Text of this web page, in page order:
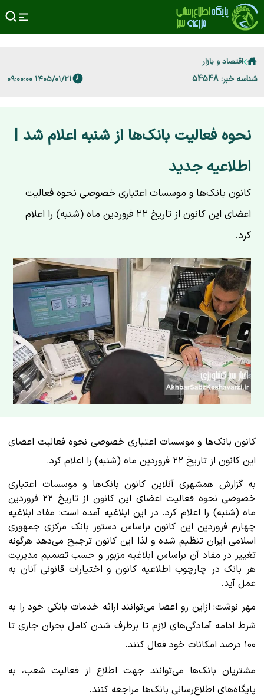
اقتصاد و بازار
شناسه خبر: 54548 ۱۴۰۵/۰۱/۲۱ ۰۹:۰۰:۰۰
نحوه فعالیت بانک‌ها از شنبه اعلام شد |
اطلاعیه جدید
کانون بانک‌ها و موسسات اعتباری خصوصی نحوه فعالیت
اعضای این کانون از تاریخ ۲۲ فروردین ماه (شنبه) را اعلام
کرد.
کانون بانک‌ها و موسسات اعتباری خصوصی نحوه فعالیت اعضای
این کانون از تاریخ ۲۲ فروردین ماه (شنبه) را اعلام کرد.
به گزارش همشهری آنلاین کانون بانک‌ها و موسسات اعتباری
خصوصی نحوه فعالیت اعضای این کانون از تاریخ ۲۲ فروردین
ماه (شنبه) را اعلام کرد. در این ابلاغیه آمده است: مفاد ابلاغیه
چهارم فروردین این کانون براساس دستور بانک مرکزی جمهوری
اسلامی ایران تنظیم شده و لذا این کانون ترجیح می‌دهد هرگونه
تغییر در مفاد آن براساس ابلاغیه مزبور و حسب تصمیم مدیریت
هر بانک در چارچوب اطلاعیه کانون و اختیارات قانونی آنان به
عمل آید.
مهر نوشت: ازاین رو اعضا می‌توانند ارائه خدمات بانکی خود را به
شرط ادامه آمادگی‌های لازم تا برطرف شدن کامل بحران جاری تا
۱۰۰ درصد امکانات خود فعال کنند.
مشتریان بانک‌ها می‌توانند جهت اطلاع از فعالیت شعب، به
پایگاه‌های اطلاع‌رسانی‌ بانک‌ها مراجعه کنند.